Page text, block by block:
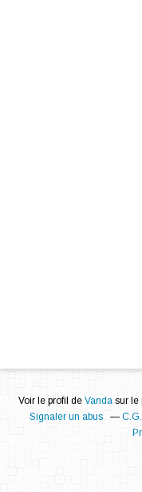
Voir le profil de Vandasur le
Signaler un abus